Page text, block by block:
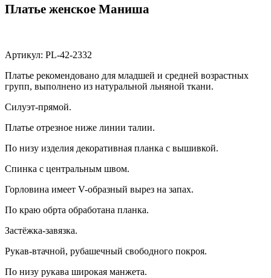
Платье женское Маниша
Артикул: PL-42-2332
Платье рекомендовано для младшей и средней возрастных
групп, выполнено из натуральной льняной ткани.
Силуэт-прямой.
Платье отрезное ниже линии талии.
По низу изделия декоративная планка с вышивкой.
Спинка с центральным швом.
Горловина имеет V-образный вырез на запах.
По краю обрта обработана планка.
Застёжка-завязка.
Рукав-втачной, рубашечный свободного покроя.
По низу рукава широкая манжета.